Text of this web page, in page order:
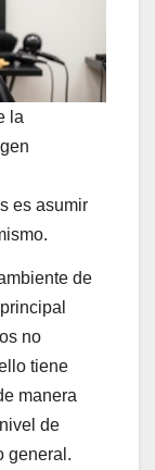
la
es asumir
de
no
tiene
manera
de
general.